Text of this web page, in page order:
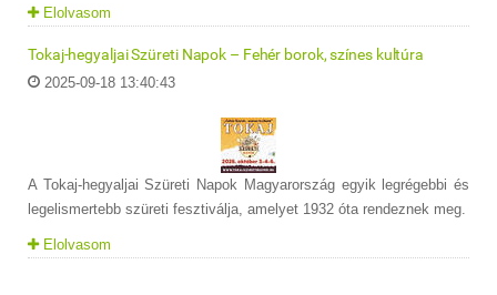
Elolvasom
Tokaj-hegyaljai Szüreti Napok – Fehér borok, színes kultúra
2025-09-18 13:40:43
A Tokaj-hegyaljai Szüreti Napok Magyarország egyik legrégebbi és
legelismertebb szüreti fesztiválja, amelyet 1932 óta rendeznek meg.
Elolvasom